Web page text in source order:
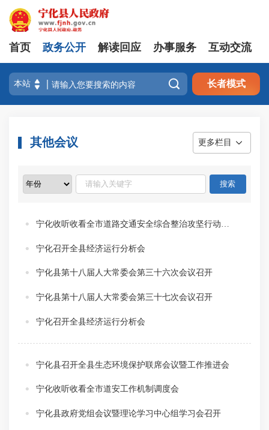
首页 政务公开 解读回应 办事服务 互动交流
 长者模式
其他会议 更多栏目
宁化召开全县经济运行分析会
宁化县第十八届人大常委会第三十六次会议召开
宁化县第十八届人大常委会第三十七次会议召开
宁化召开全县经济运行分析会
宁化县召开全县生态环境保护联席会议暨工作推进会
宁化收听收看全市道安工作机制调度会
宁化县政府党组会议暨理论学习中心组学习会召开